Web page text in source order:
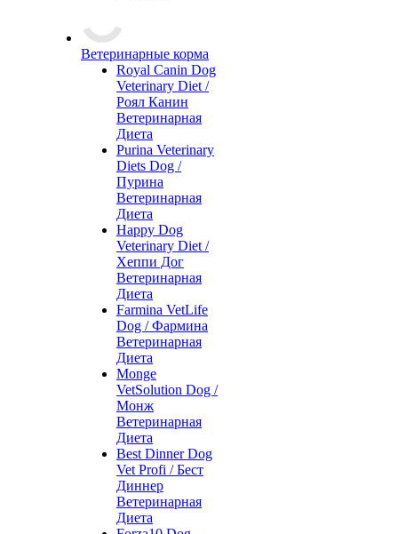
Ветеринарные корма
Royal Canin Dog
Veterinary Diet /
Роял Канин
Ветеринарная
Диета
Purina Veterinary
Diets Dog /
Пурина
Ветеринарная
Диета
Happy Dog
Veterinary Diet /
Хеппи Дог
Ветеринарная
Диета
Farmina VetLife
Dog / Фармина
Ветеринарная
Диета
Monge
VetSolution Dog /
Монж
Ветеринарная
Диета
Best Dinner Dog
Vet Profi / Бест
Диннер
Ветеринарная
Диета